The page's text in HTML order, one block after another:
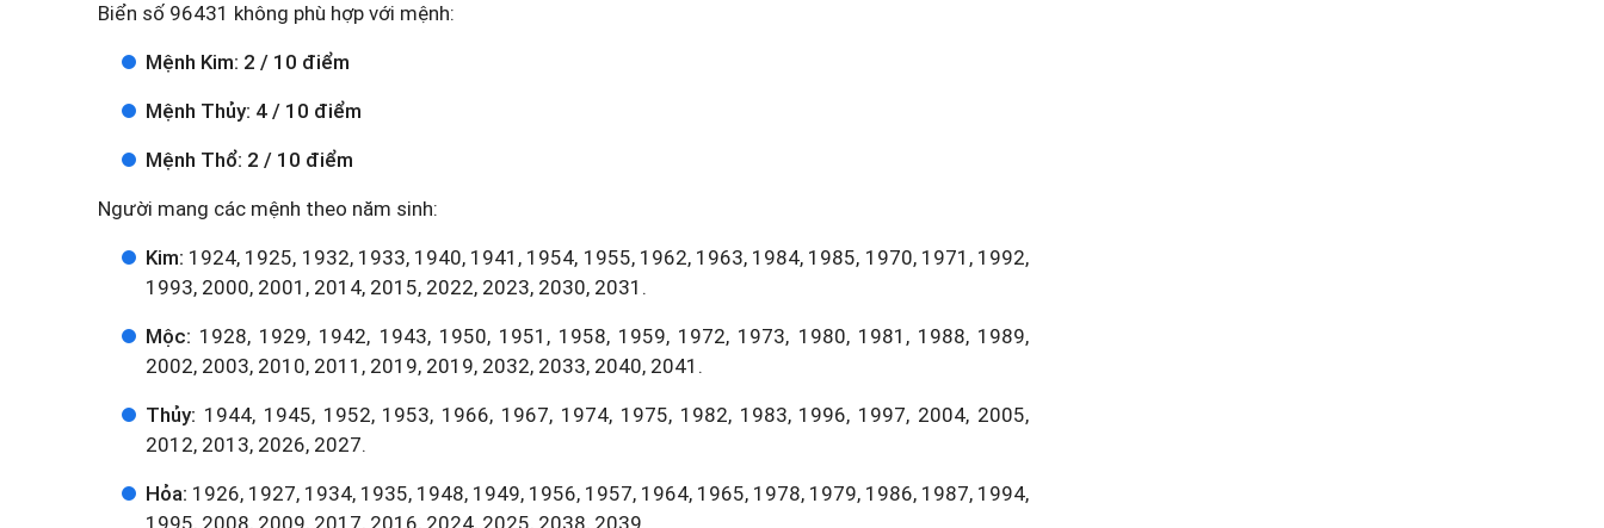
Biển số 96431 không phù hợp với mệnh:
Mệnh Kim: 2 / 10 điểm
Mệnh Thủy: 4 / 10 điểm
Mệnh Thổ: 2 / 10 điểm
Người mang các mệnh theo năm sinh:
Kim: 1924, 1925, 1932, 1933, 1940, 1941, 1954, 1955, 1962, 1963, 1984, 1985, 1970, 1971, 1992,
1993, 2000, 2001, 2014, 2015, 2022, 2023, 2030, 2031.
Mộc: 1928, 1929, 1942, 1943, 1950, 1951, 1958, 1959, 1972, 1973, 1980, 1981, 1988, 1989,
2002, 2003, 2010, 2011, 2019, 2019, 2032, 2033, 2040, 2041.
Thủy: 1944, 1945, 1952, 1953, 1966, 1967, 1974, 1975, 1982, 1983, 1996, 1997, 2004, 2005,
2012, 2013, 2026, 2027.
Hỏa: 1926, 1927, 1934, 1935, 1948, 1949, 1956, 1957, 1964, 1965, 1978, 1979, 1986, 1987, 1994,
1995, 2008, 2009, 2017, 2016, 2024, 2025, 2038, 2039.